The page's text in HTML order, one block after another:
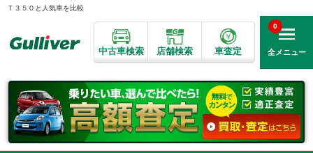
Ｔ３５０と人気車を比較
中古車検索 店舗検索 車査定 全メニュー
0